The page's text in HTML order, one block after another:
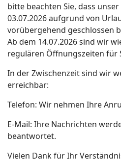
bitte beachten Sie, dass
03.07.2026 aufgrund von
vorübergehend geschlossen
Ab dem 14.07.2026 sind wir
regulären Öffnungszeiten für
In der Zwischenzeit sind wir
erreichbar:
Telefon: Wir nehmen Ihre
E-Mail: Ihre Nachrichten
beantwortet.
Vielen Dank für Ihr